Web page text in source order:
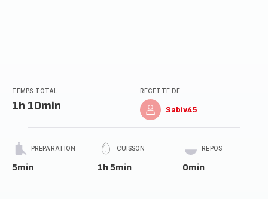
TEMPS TOTAL
1h 10min
RECETTE DE
Sabiv45
PRÉPARATION
5min
CUISSON
1h 5min
REPOS
0min